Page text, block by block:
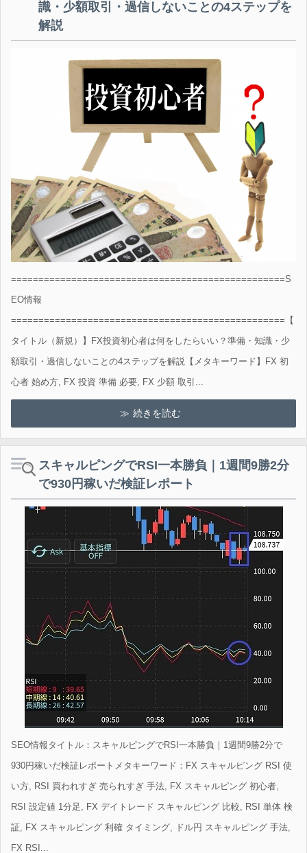
識・少額取引・過信しないことの4ステップを
解説
==================================================S
EO情報
==================================================【
タイトル（新規）】FX投資初心者は何をしたらいい？準備・知識・少
額取引・過信しないことの4ステップを解説【メタキーワード】FX 初
心者 始め方, FX 投資 準備 必要, FX 少額 取引...
続きを読む
スキャルピングでRSI一本勝負｜1週間9勝2分
で930円稼いだ検証レポート
SEO情報タイトル：スキャルピングでRSI一本勝負｜1週間9勝2分で
930円稼いだ検証レポートメタキーワード：FX スキャルピング RSI 使
い方, RSI 買われすぎ 売られすぎ 手法, FX スキャルピング 初心者,
RSI 設定値 1分足, FX デイトレード スキャルピング 比較, RSI 単体 検
証, FX スキャルピング 利確 タイミング, ドル円 スキャルピング 手法,
FX RSI...